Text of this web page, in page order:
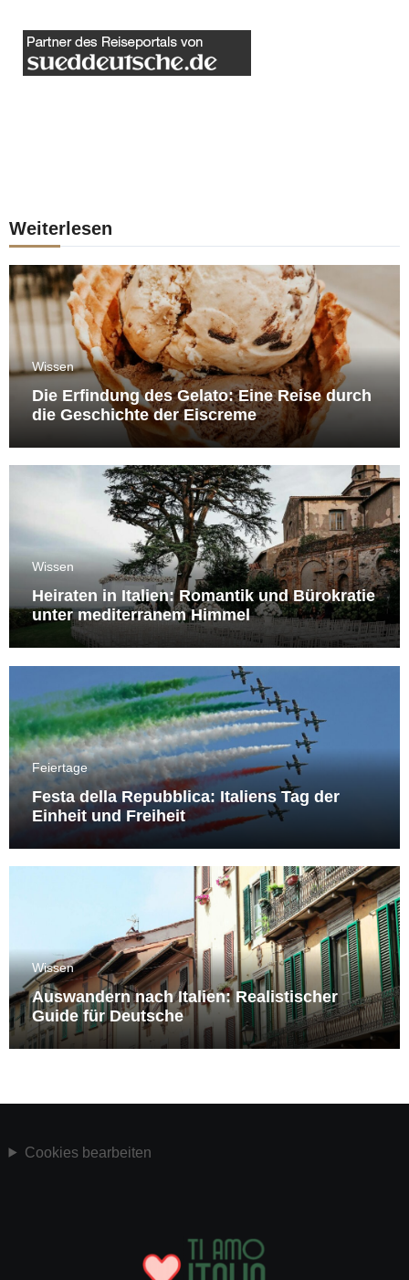
Weiterlesen
Wissen
Die Erfindung des Gelato: Eine Reise durch
die Geschichte der Eiscreme
Wissen
Heiraten in Italien: Romantik und Bürokratie
unter mediterranem Himmel
Feiertage
Festa della Repubblica: Italiens Tag der
Einheit und Freiheit
Wissen
Auswandern nach Italien: Realistischer
Guide für Deutsche
Cookies bearbeiten